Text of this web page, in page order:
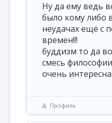
Ну да ему ведь
было кому либо
неудачах ещё с
времен!!!
буддизм то да
смесь
очень
Профиль